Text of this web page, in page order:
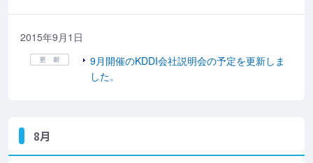
2015年9月1日
9月開催のKDDI会社説明会の予定を更新しま
した。
8月